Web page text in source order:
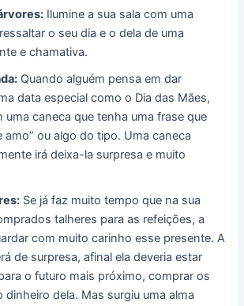
Ilumine a sua sala com uma
o seu dia e o dela de uma
e chamativa.
Quando alguém pensa em dar
data especial como o Dia das Mães,
uma caneca que tenha uma frase que
amo” ou algo do tipo. Uma caneca
irá deixa-la surpresa e muito
Se já faz muito tempo que na sua
talheres para as refeições, a
com muito carinho esse presente. A
de surpresa, afinal ela deveria estar
o futuro mais próximo, comprar os
dinheiro dela. Mas surgiu uma alma